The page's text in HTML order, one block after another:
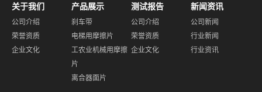
关于我们
公司介绍
荣誉资质
企业文化
产品展示
刹车带
电梯用摩擦片
工农业机械用摩擦
片
离合器面片
测试报告
公司介绍
荣誉资质
企业文化
新闻资讯
公司新闻
行业新闻
行业资讯